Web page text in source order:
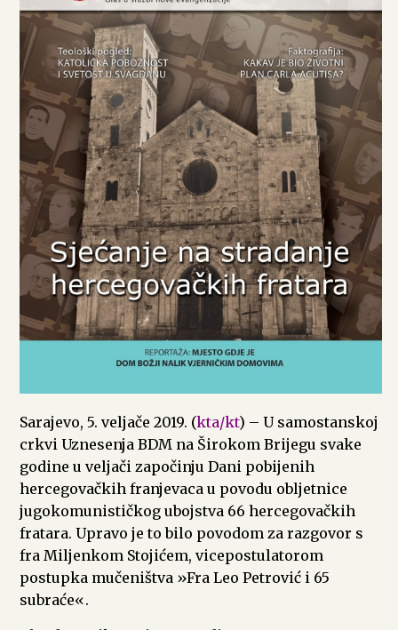
Sarajevo, 5. veljače 2019. (kta/kt) – U samostanskoj
crkvi Uznesenja BDM na Širokom Brijegu svake
godine u veljači započinju Dani pobijenih
hercegovačkih franjevaca u povodu obljetnice
jugokomunističkog ubojstva 66 hercegovačkih
fratara. Upravo je to bilo povodom za razgovor s
fra Miljenkom Stojićem, vicepostulatorom
postupka mučeništva »Fra Leo Petrović i 65
subraće«.